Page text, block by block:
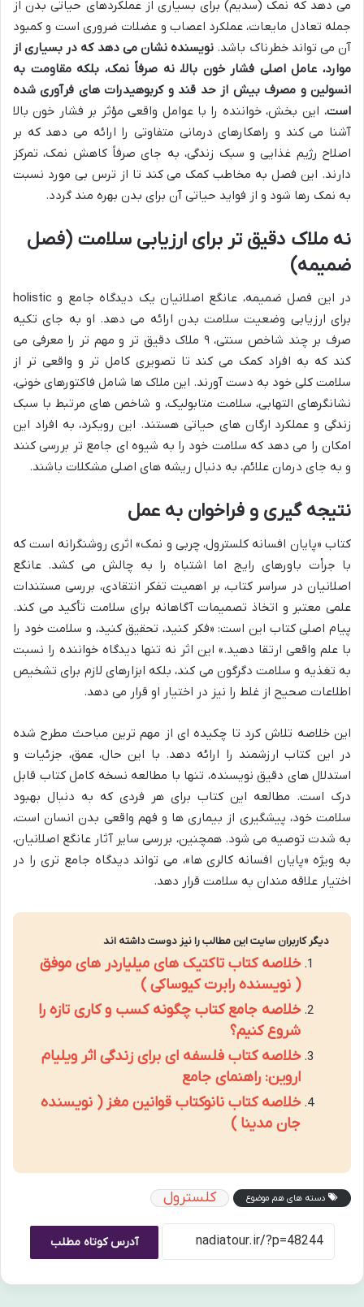
می دهد که نمک (سدیم) برای بسیاری از عملکردهای حیاتی بدن از
جمله تعادل مایعات، عملکرد اعصاب و عضلات ضروری است و کمبود
آن می تواند خطرناک باشد. نویسنده نشان می دهد که در بسیاری از
موارد، عامل اصلی فشار خون بالا، نه صرفاً نمک، بلکه مقاومت به
انسولین و مصرف بیش از حد قند و کربوهیدرات های فرآوری شده
است. این بخش، خواننده را با عوامل واقعی مؤثر بر فشار خون بالا
آشنا می کند و راهکارهای درمانی متفاوتی را ارائه می دهد که بر
اصلاح رژیم غذایی و سبک زندگی، به جای صرفاً کاهش نمک، تمرکز
دارند. این فصل به مخاطب کمک می کند تا از ترس بی مورد نسبت
به نمک رها شود و از فواید حیاتی آن برای بدن بهره مند گردد.
نه ملاک دقیق تر برای ارزیابی سلامت (فصل
ضمیمه)
در این فصل ضمیمه، عانگع اصلانیان یک دیدگاه جامع و holistic
برای ارزیابی وضعیت سلامت بدن ارائه می دهد. او به جای تکیه
صرف بر چند شاخص سنتی، ۹ ملاک دقیق تر و مهم تر را معرفی می
کند که به افراد کمک می کند تا تصویری کامل تر و واقعی تر از
سلامت کلی خود به دست آورند. این ملاک ها شامل فاکتورهای خونی،
نشانگرهای التهابی، سلامت متابولیک، و شاخص های مرتبط با سبک
زندگی و عملکرد ارگان های حیاتی هستند. این رویکرد، به افراد این
امکان را می دهد که سلامت خود را به شیوه ای جامع تر بررسی کنند
و به جای درمان علائم، به دنبال ریشه های اصلی مشکلات باشند.
نتیجه گیری و فراخوان به عمل
کتاب «پایان افسانه کلسترول، چربی و نمک» اثری روشنگرانه است که
با جرأت باورهای رایج اما اشتباه را به چالش می کشد. عانگع
اصلانیان در سراسر کتاب، بر اهمیت تفکر انتقادی، بررسی مستندات
علمی معتبر و اتخاذ تصمیمات آگاهانه برای سلامت تأکید می کند.
پیام اصلی کتاب این است: «فکر کنید، تحقیق کنید، و سلامت خود را
با علم واقعی ارتقا دهید.» این اثر نه تنها دیدگاه خواننده را نسبت
به تغذیه و سلامت دگرگون می کند، بلکه ابزارهای لازم برای تشخیص
اطلاعات صحیح از غلط را نیز در اختیار او قرار می دهد.
این خلاصه تلاش کرد تا چکیده ای از مهم ترین مباحث مطرح شده
در این کتاب ارزشمند را ارائه دهد. با این حال، عمق، جزئیات و
استدلال های دقیق نویسنده، تنها با مطالعه نسخه کامل کتاب قابل
درک است. مطالعه این کتاب برای هر فردی که به دنبال بهبود
سلامت خود، پیشگیری از بیماری ها و فهم واقعی بدن انسان است،
به شدت توصیه می شود. همچنین، بررسی سایر آثار عانگع اصلانیان،
به ویژه «پایان افسانه کالری ها»، می تواند دیدگاه جامع تری را در
اختیار علاقه مندان به سلامت قرار دهد.
دیگر کاربران سایت این مطالب را نیز دوست داشته اند
خلاصه کتاب تاکتیک های میلیاردر های موفق
( نویسنده رابرت کیوساکی )
خلاصه جامع کتاب چگونه کسب و کاری تازه را
شروع کنیم؟
خلاصه کتاب فلسفه ای برای زندگی اثر ویلیام
اروین: راهنمای جامع
خلاصه کتاب نانوکتاب قوانین مغز ( نویسنده
جان مدینا )
دسته های هم موضوع کلسترول
آدرس کوتاه مطلب